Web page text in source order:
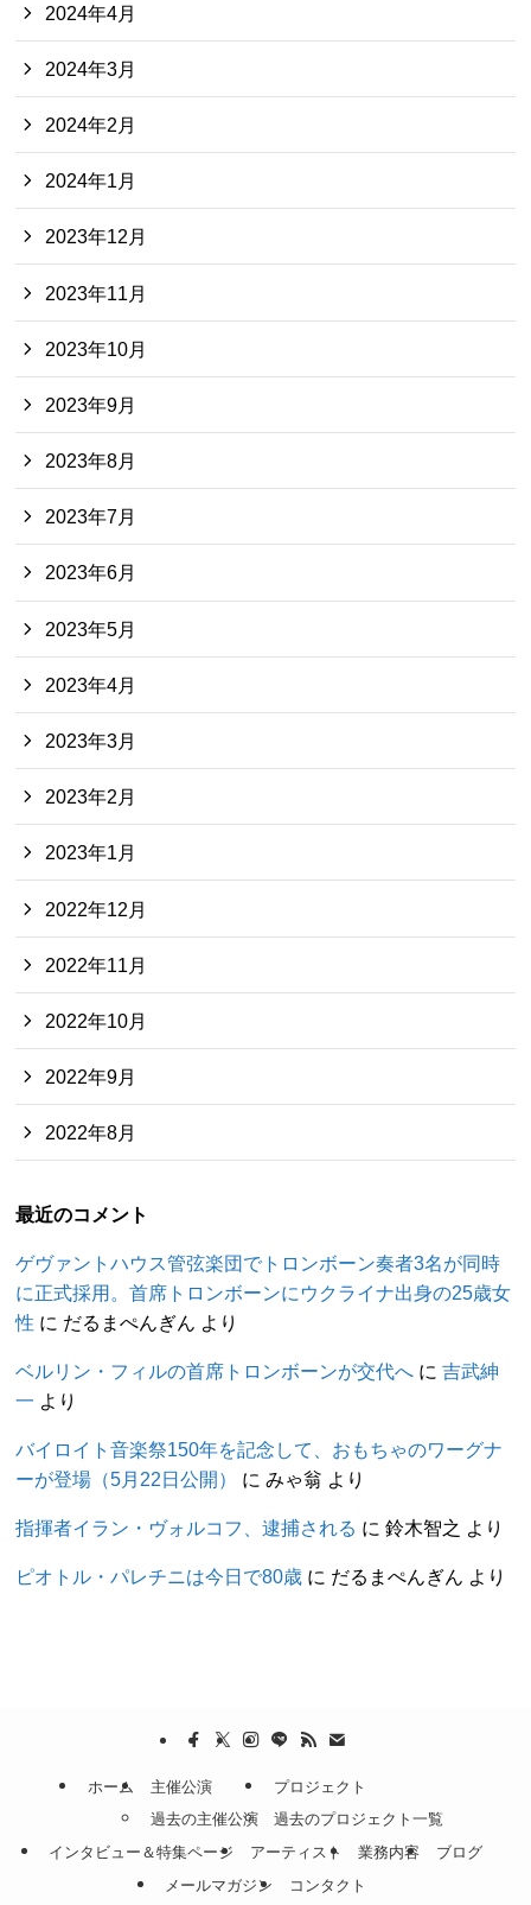
2024年4月
2024年3月
2024年2月
2024年1月
2023年12月
2023年11月
2023年10月
2023年9月
2023年8月
2023年7月
2023年6月
2023年5月
2023年4月
2023年3月
2023年2月
2023年1月
2022年12月
2022年11月
2022年10月
2022年9月
2022年8月
最近のコメント
ゲヴァントハウス管弦楽団でトロンボーン奏者3名が同時
に正式採用。首席トロンボーンにウクライナ出身の25歳女
性 に だるまぺんぎん より
ベルリン・フィルの首席トロンボーンが交代へ に吉武紳
一 より
バイロイト音楽祭150年を記念して、おもちゃのワーグナ
ーが登場（5月22日公開）
にみゃ翁 より
指揮者イラン・ヴォルコフ、逮捕される に鈴木智之 より
ピオトル・パレチニは今日で80歳 に だるまぺんぎん より
ホーム
主催公演
過去の主催公演
プロジェクト
過去のプロジェクト一覧
インタビュー＆特集ページ
アーティスト 業務内容
ブログ
メールマガジン
コンタクト